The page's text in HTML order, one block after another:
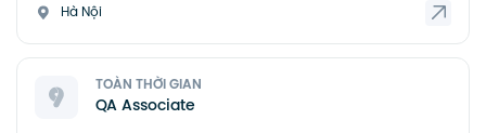
Hà Nội
TOÀN THỜI GIAN
QA Associate